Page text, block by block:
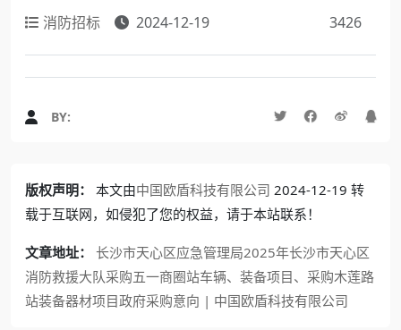
消防招标 2024-12-19 3426
BY:
版权声明： 本文由中国欧盾科技有限公司 2024-12-19 转
载于互联网，如侵犯了您的权益，请于本站联系！
文章地址：
长沙市天心区应急管理局2025年长沙市天心区
消防救援大队采购五一商圈站车辆、装备项目、采购木莲路
站装备器材项目政府采购意向 | 中国欧盾科技有限公司